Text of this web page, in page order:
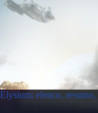
Elysium: elenco,